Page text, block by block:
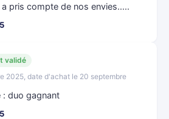
pris compte de nos envies.....
validé
2025, date d'achat le 20 septembre
: duo gagnant